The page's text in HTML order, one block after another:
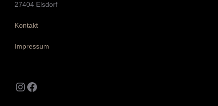
27404 Elsdorf
Kontakt
Impressum
Instagram
Facebook